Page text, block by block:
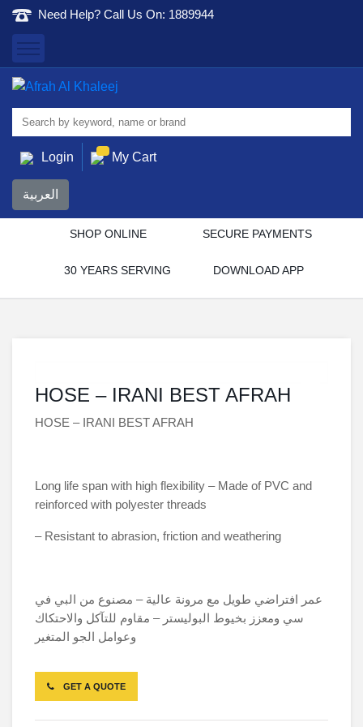
Need Help? Call Us On:1889944
Afrah Al Khaleej
Gen Trad & Cont Co. Wll
Login My Cart
العربية
SHOP ONLINE SECURE PAYMENTS
30 YEARS SERVING DOWNLOAD APP
HOSE – IRANI BEST AFRAH
HOSE – IRANI BEST AFRAH
Long life span with high flexibility – Made of PVC
and reinforced with polyester threads
– Resistant to abrasion, friction and weathering
عمر افتراضي طويل مع مرونة عالية – مصنوع من البي في
سي ومعزز بخيوط البوليستر – مقاوم للتآكل والاحتكاك
وعوامل الجو المتغير
GET A QUOTE